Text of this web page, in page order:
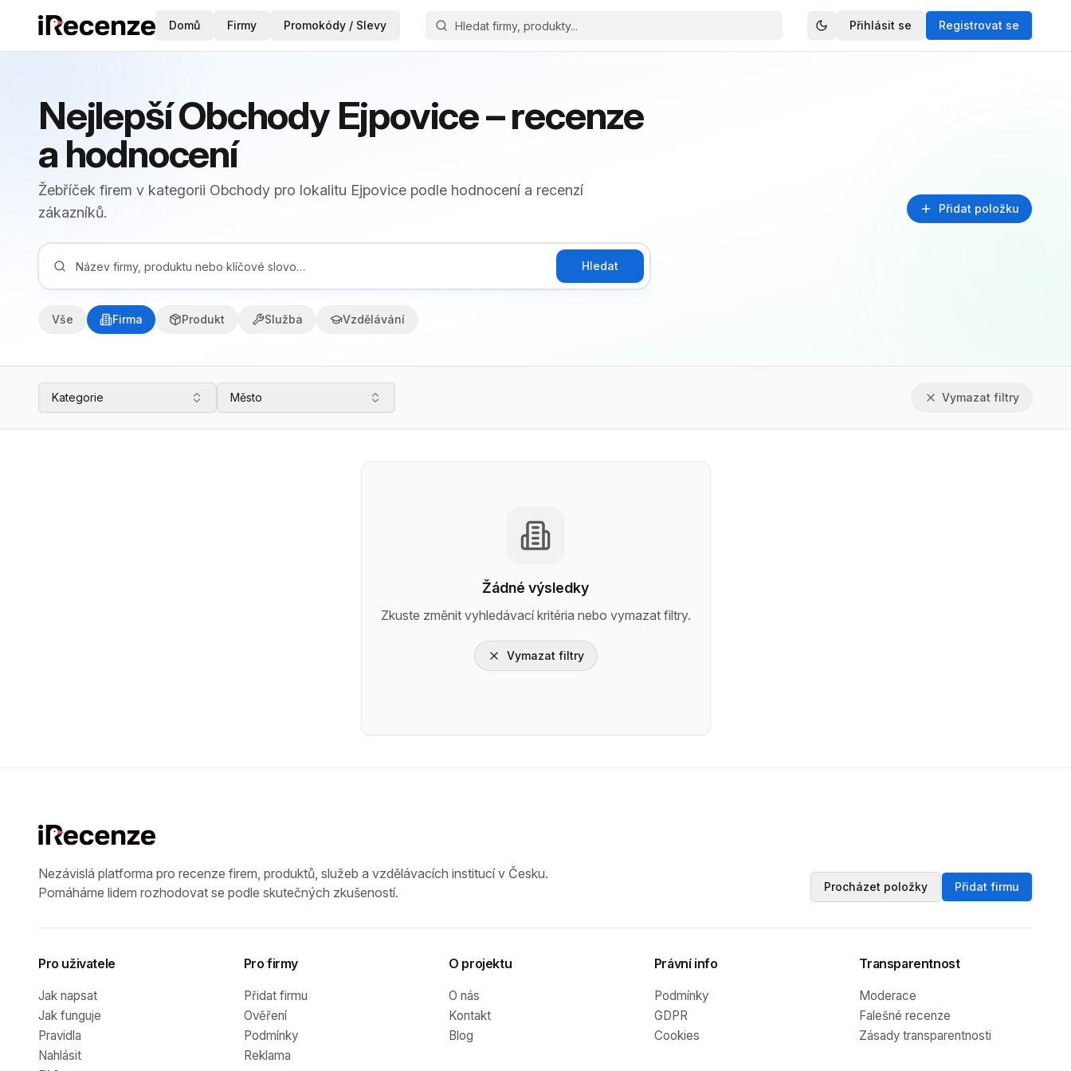
Domů Firmy Promokódy / Slevy Přihlásit se Registrovat se
Nejlepší Obchody Ejpovice – recenze
a hodnocení
Žebříček firem v kategorii Obchody pro lokalitu Ejpovice podle hodnocení a recenzí
zákazníků.
Přidat položku
Hledat
Vše Firma Produkt Služba Vzdělávání
Kategorie Město Vymazat filtry
Žádné výsledky
Zkuste změnit vyhledávací kritéria nebo vymazat filtry.
Vymazat filtry
Nezávislá platforma pro recenze firem, produktů, služeb a vzdělávacích institucí v Česku.
Pomáháme lidem rozhodovat se podle skutečných zkušeností.
Procházet položky Přidat firmu
Pro uživatele
Jak napsat
Jak funguje
Pravidla
Nahlásit
Pro firmy
Přidat firmu
Ověření
Podmínky
Reklama
O projektu
O nás
Kontakt
Blog
Právní info
Podmínky
GDPR
Cookies
Transparentnost
Moderace
Falešné recenze
Zásady transparentnosti